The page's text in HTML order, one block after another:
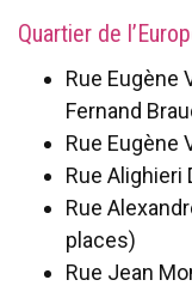
Quartier de
Rue Eugène
Fernand
Rue Eugène
Rue Alighieri
Rue
places)
Rue Jean